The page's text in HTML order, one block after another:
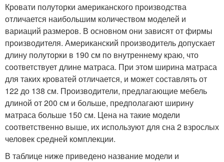
Кровати полуторки американского производства
отличается наибольшим количеством моделей и
вариаций размеров. В основном они зависят от фирмы
производителя. Американский производитель допускает
длину полуторки в 190 см по внутреннему краю, что
соответствует длине матраса. При этом ширина матраса
для таких кроватей отличается, и может составлять от
122 до 138 см. Производители, предлагающие мебель
длиной от 200 см и больше, предполагают ширину
матраса больше 150 см. Цена на такие модели
соответственно выше, их используют для сна 2 взрослых
человек средней комплекции.
В таблице ниже приведено название модели и